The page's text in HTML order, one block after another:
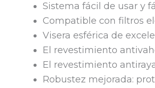
Sistema fácil de usar y
Compatible con filtros
Visera esférica de
El revestimiento
El revestimiento
Robustez mejorada: